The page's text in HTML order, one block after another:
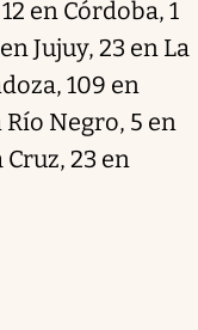
en Córdoba, 1
Jujuy, 23 en La
109 en
Negro, 5 en
Cruz, 23 en